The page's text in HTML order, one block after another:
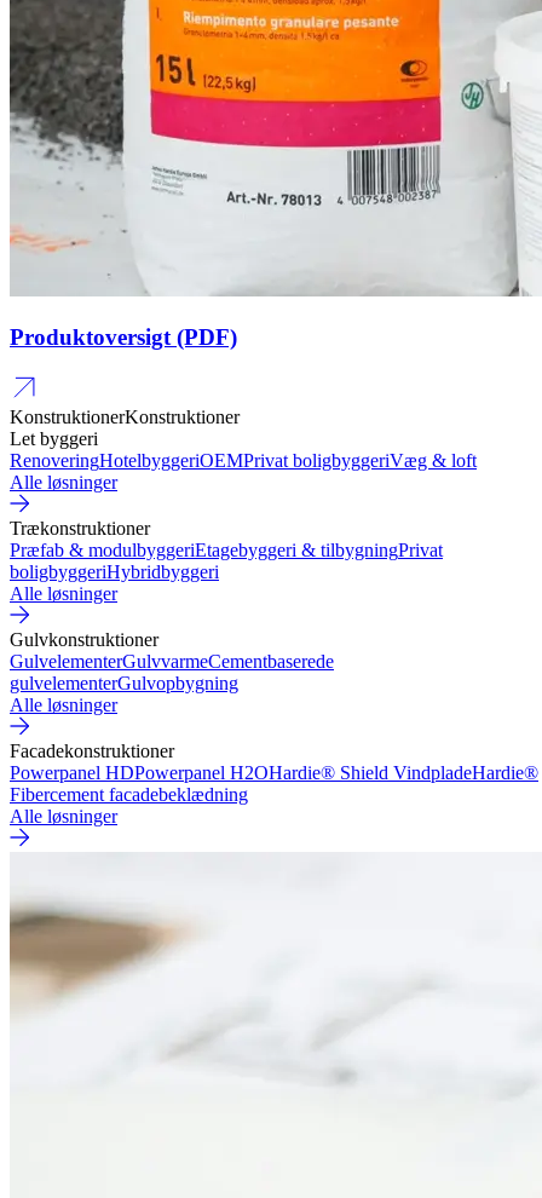
Produktoversigt (PDF)
KonstruktionerKonstruktioner
Let byggeri
RenoveringHotelbyggeriOEMPrivat boligbyggeriVæg & loft
Alle løsninger
Trækonstruktioner
Præfab & modulbyggeriEtagebyggeri & tilbygningPrivat
boligbyggeriHybridbyggeri
Alle løsninger
Gulvkonstruktioner
GulvelementerGulvvarmeCementbaserede
gulvelementerGulvopbygning
Alle løsninger
Facadekonstruktioner
Powerpanel HDPowerpanel H2OHardie® Shield VindpladeHardie®
Fibercement facadebeklædning
Alle løsninger